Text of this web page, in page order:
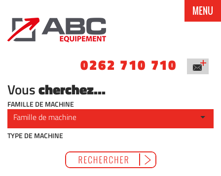
0262 710 710
MENU
Vouscherchez...
FAMILLE DE MACHINE
TYPE DE MACHINE